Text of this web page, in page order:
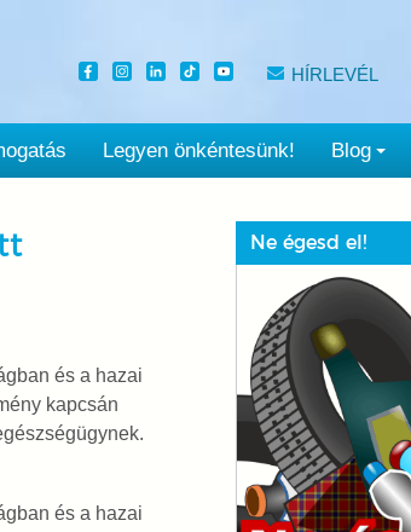
HÍRLEVÉL
Legyen önkéntesünk! Blog
és a hazai
kapcsán
és a hazai
Ne égesd el!